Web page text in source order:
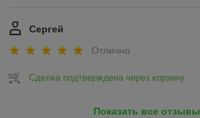
Сергей
Отлично
Сделка подтверждена через корзину
Показать все отзывы